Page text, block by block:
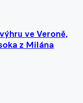
ve Veroně,
z Milána